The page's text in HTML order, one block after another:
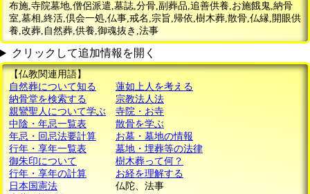
布施,寺院墓地,僧侶派遣,墓誌,分骨,副葬品,追善供養,お施餓鬼,納骨
室,墓相,終活,倶会一処,仏事,戒名,宗旨,帰依,樹木葬,散骨,仏縁,開眼供
養,改葬,自然葬,供養,御魂抜き,法事
クリックして追加情報を開く
【仏教関連用語】
自然葬について知る
蓮如上人を考える
納骨堂を検索する
宗教法人法
親鸞聖人について学ぶ
寺院・お寺
中陰・年忌一覧表
散骨を学ぶ
年忌・回忌法要計算
お墓・墓地の情報
行年・享年一覧表
墓地・埋葬等の法律
御朱印について
樹木葬って何？
行年・享年の計算
お経を理解する
日本国憲法
仏陀、法事